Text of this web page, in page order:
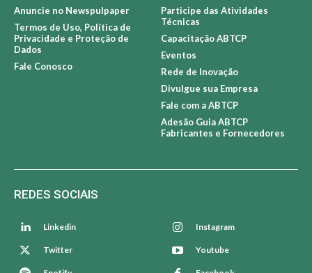
Anuncie no Newspulpaper
Termos de Uso, Política de
Privacidade e Proteção de
Dados
Fale Conosco
Participe das Atividades
Técnicas
Capacitação ABTCP
Eventos
Rede de Inovação
Divulgue sua Empresa
Fale com a ABTCP
Adesão Guia ABTCP
Fabricantes e Fornecedores
REDES SOCIAIS
Linkedin Instagram
Twitter Youtube